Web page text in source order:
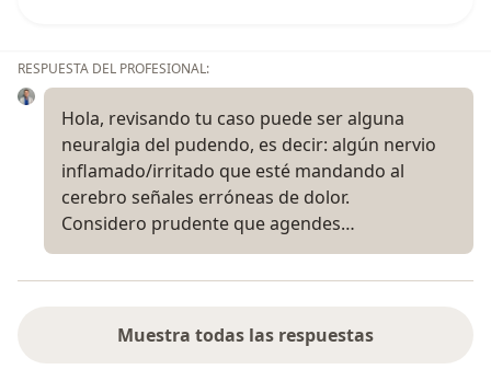
RESPUESTA DEL PROFESIONAL:
Hola, revisando tu caso puede ser alguna
neuralgia del pudendo, es decir: algún nervio
inflamado/irritado que esté mandando al
cerebro señales erróneas de dolor.
Considero prudente que agendes…
Muestra todas las respuestas